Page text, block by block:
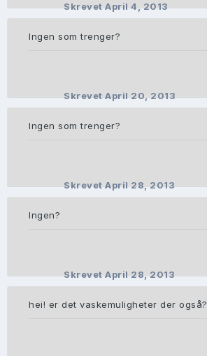
SkrevetApril 4, 2013
Ingen som trenger?
SkrevetApril 20, 2013
Ingen som trenger?
SkrevetApril 28, 2013
Ingen?
SkrevetApril 28, 2013
hei! er det vaskemuligheter der også?